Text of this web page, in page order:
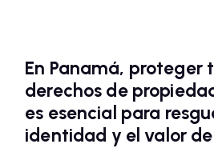
En Panamá, proteger
derechos de
es esencial para
identidad y el valor